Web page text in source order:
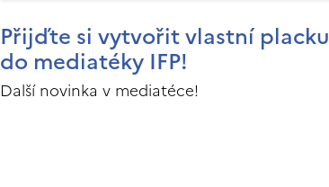
Přijďte si vytvořit vlastní placku
do mediatéky IFP!
Další novinka v mediatéce!